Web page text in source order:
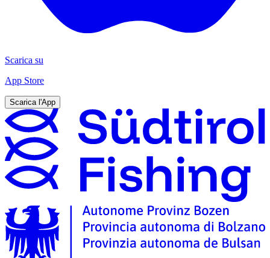
Scarica su
App Store
Scarica l'App